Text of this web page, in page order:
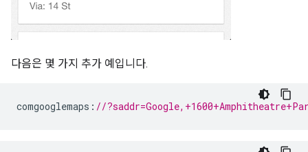
다음은 몇 가지 추가 예입니다.
comgooglemaps : //